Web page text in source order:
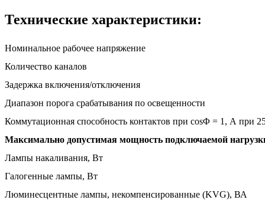
Технические характеристики:
Номинальное рабочее напряжение
Количество каналов
Задержка включения/отключения
Диапазон порога срабатывания по освещенности
Коммутационная способность контактов при cosΦ = 1, А при
Максимально допустимая мощность подключаемой
Лампы накаливания, Вт
Галогенные лампы, Вт
Люминесцентные лампы, некомпенсированные (KVG), ВА